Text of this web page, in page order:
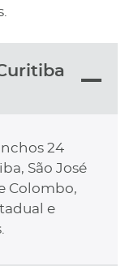
24
São José
Colombo,
e